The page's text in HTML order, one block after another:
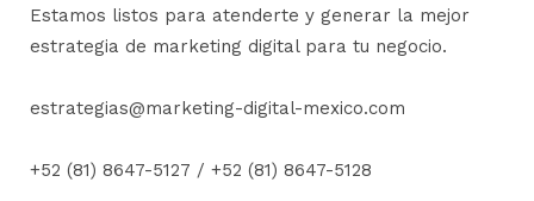
Estamos listos para atenderte y generar la mejor
estrategia de marketing digital para tu negocio.
estrategias@marketing-digital-mexico.com
+52 (81) 8647-5127 / +52 (81) 8647-5128